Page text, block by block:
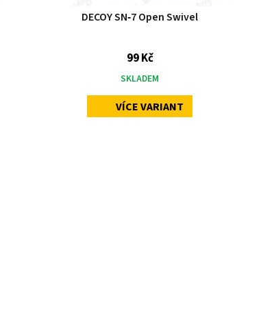
DECOY SN‑7 Open Swivel
99 Kč
SKLADEM
VÍCE VARIANT